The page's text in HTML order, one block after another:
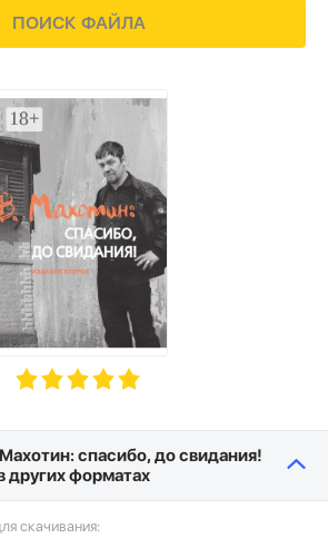
ПОИСК ФАЙЛА
спасибо, до свидания!
других форматах
скачивания: